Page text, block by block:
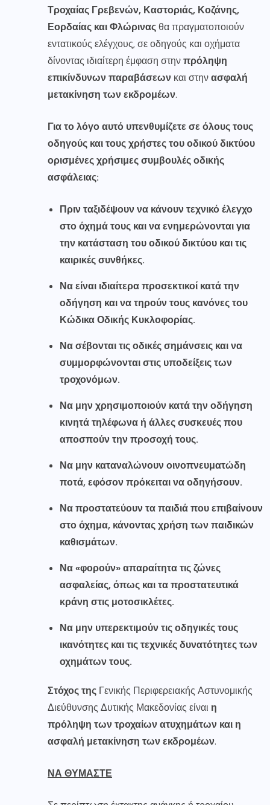
Τροχαίας Γρεβενών, Καστοριάς, Κοζάνης,
Εορδαίας και Φλώριναςθα πραγματοποιούν
εντατικούς ελέγχους, σε οδηγούς και οχήματα
δίνοντας ιδιαίτερη έμφαση στηνπρόληψη
επικίνδυνων παραβάσεων και στηνασφαλή
μετακίνηση των εκδρομέων.
Για το λόγο αυτό υπενθυμίζετεσε όλους τους
οδηγούς και τους χρήστες του οδικού δικτύου
ορισμένεςχρήσιμες συμβουλέςοδικής
ασφάλειας:
Πριν ταξιδέψουν να κάνουν τεχνικό έλεγχο
στο όχημά τους και να ενημερώνονται για
την κατάσταση του οδικού δικτύου και τις
καιρικές συνθήκες.
Να είναι ιδιαίτερα προσεκτικοί κατά την
οδήγηση και να τηρούν τους κανόνες του
Κώδικα Οδικής Κυκλοφορίας.
Να σέβονται τις οδικές σημάνσεις και να
συμμορφώνονται στις υποδείξεις των
τροχονόμων.
Να μην χρησιμοποιούν κατά την οδήγηση
κινητά τηλέφωνα ή άλλες συσκευές που
αποσπούν την προσοχή τους.
Να μην καταναλώνουν οινοπνευματώδη
ποτά, εφόσον πρόκειται να οδηγήσουν.
Να προστατεύουν τα παιδιά που επιβαίνουν
στο όχημα, κάνοντας χρήση των παιδικών
καθισμάτων.
Να «φορούν» απαραίτητα τις ζώνες
ασφαλείας, όπως και ταπροστατευτικά
κράνη στις μοτοσικλέτες.
Να μην υπερεκτιμούν τις οδηγικές τους
ικανότητες και τις τεχνικές δυνατότητες των
οχημάτων τους.
Στόχος της Γενικής Περιφερειακής Αστυνομικής
Διεύθυνσης Δυτικής Μακεδονίας είναι η
πρόληψη των τροχαίων ατυχημάτων και η
ασφαλή μετακίνηση των εκδρομέων.
ΝΑ ΘΥΜΑΣΤΕ